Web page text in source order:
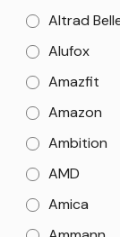
Altrad
Alufox
Amazfit
Amazon
Ambition
AMD
Amica